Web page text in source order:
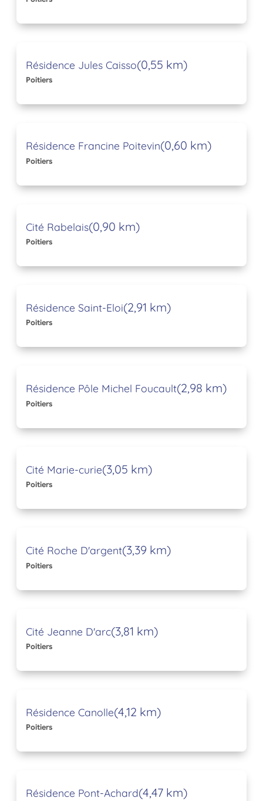
Résidence Jules Caisso(0,55 km)
Poitiers
Résidence Francine Poitevin(0,60 km)
Poitiers
Cité Rabelais(0,90 km)
Poitiers
Résidence Saint-Eloi(2,91 km)
Poitiers
Résidence Pôle Michel Foucault(2,98 km)
Poitiers
Cité Marie-curie(3,05 km)
Poitiers
Cité Roche D'argent(3,39 km)
Poitiers
Cité Jeanne D'arc(3,81 km)
Poitiers
Résidence Canolle(4,12 km)
Poitiers
Résidence Pont-Achard(4,47 km)